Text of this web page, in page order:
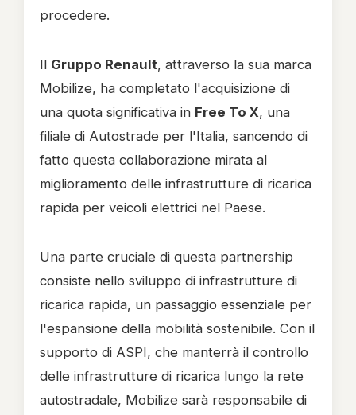
procedere.
Il Gruppo Renault, attraverso la sua marca
Mobilize, ha completato l'acquisizione di
una quota significativa in Free To X, una
filiale di Autostrade per l'Italia, sancendo di
fatto questa collaborazione mirata al
miglioramento delle infrastrutture di ricarica
rapida per veicoli elettrici nel Paese.
Una parte cruciale di questa partnership
consiste nello sviluppo di infrastrutture di
ricarica rapida, un passaggio essenziale per
l'espansione della mobilità sostenibile. Con il
supporto di ASPI, che manterrà il controllo
delle infrastrutture di ricarica lungo la rete
autostradale, Mobilize sarà responsabile di